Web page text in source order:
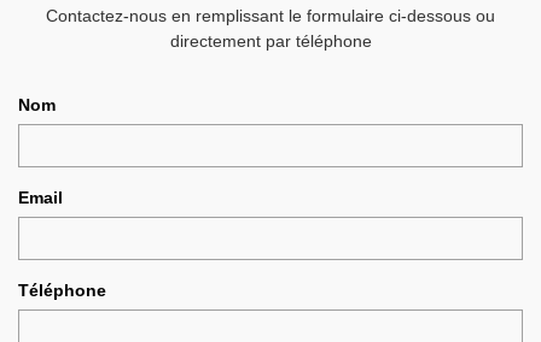
Contactez-nous en remplissant le formulaire ci-dessous ou
directement par téléphone
Nom
Email
Téléphone